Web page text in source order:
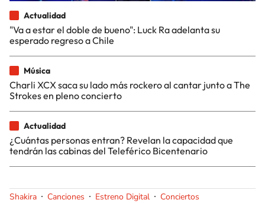
Actualidad
"Va a estar el doble de bueno": Luck Ra adelanta su
esperado regreso a Chile
Música
Charli XCX saca su lado más rockero al cantar junto a The
Strokes en pleno concierto
Actualidad
¿Cuántas personas entran? Revelan la capacidad que
tendrán las cabinas del Teleférico Bicentenario
Shakira Canciones Estreno Digital Conciertos